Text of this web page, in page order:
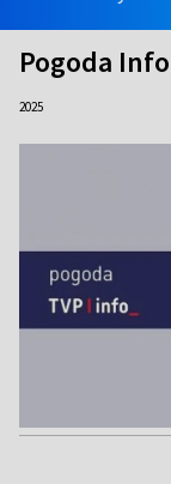
Pogoda Info
2025